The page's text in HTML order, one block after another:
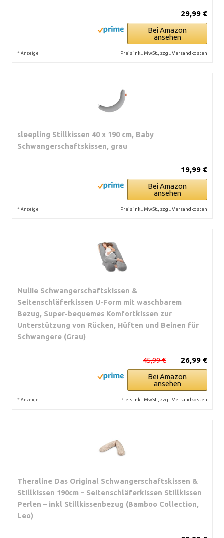
29,99 €
Bei Amazon
ansehen
* Anzeige Preis inkl. MwSt., zzgl. Versandkosten
sleepling Stillkissen 40 x 190 cm, Baby
Schwangerschaftskissen, grau
19,99 €
Bei Amazon
ansehen
* Anzeige Preis inkl. MwSt., zzgl. Versandkosten
Nuliie Schwangerschaftskissen &
Seitenschläferkissen U-Form mit waschbarem
Bezug, Super-bequemes Komfortkissen zur
Unterstützung von Rücken, Hüften und Beinen für
Schwangere (Grau)
26,99 €
45,99 €
Bei Amazon
ansehen
* Anzeige Preis inkl. MwSt., zzgl. Versandkosten
Theraline Das Original Schwangerschaftskissen &
Stillkissen 190cm – Seitenschläferkissen Stillkissen
Perlen – inkl Stillkissenbezug (Bamboo Collection,
Leo)